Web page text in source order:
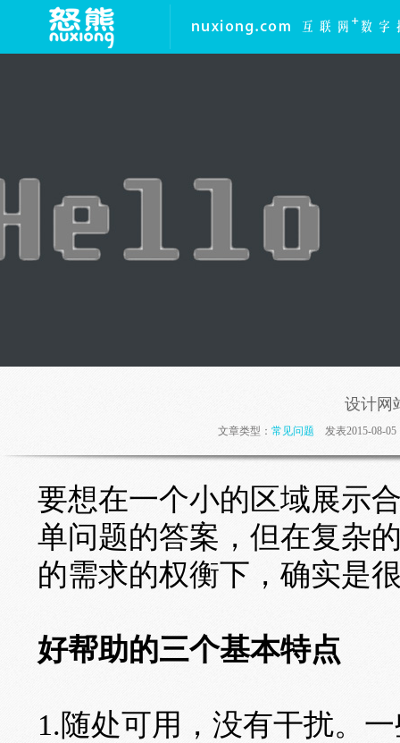
设计网
文章类型： 常见问题 发表2015-08-
要想在一个小的区域展示
单问题的答案，但在复杂
的需求的权衡下，确实是
好帮助的三个基本特点
1.随处可用，没有干扰。